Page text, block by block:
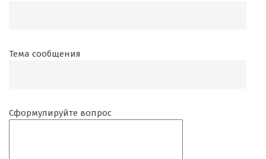
Тема сообщения
Сформулируйте вопрос